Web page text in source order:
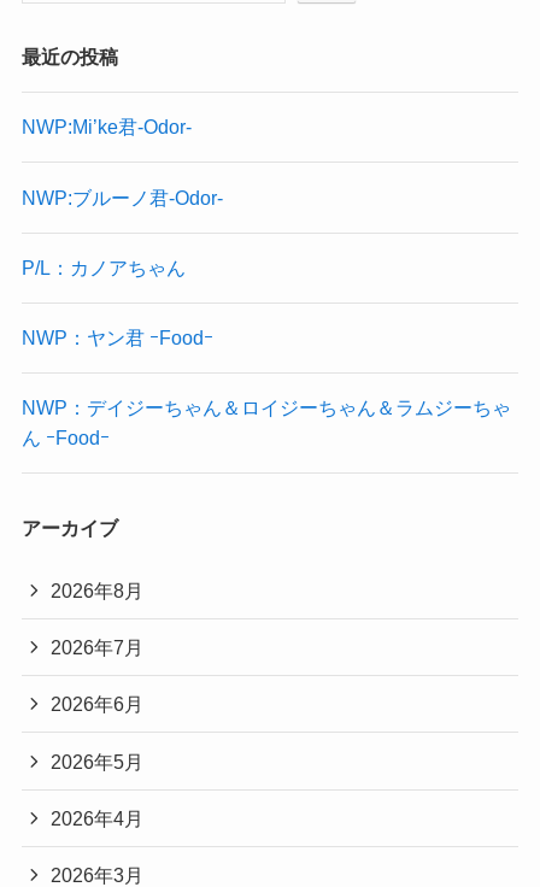
最近の投稿
NWP:Mi’ke君-Odor-
NWP:ブルーノ君-Odor-
P/L：カノアちゃん
NWP：ヤン君 ｰFoodｰ
NWP：デイジーちゃん＆ロイジーちゃん＆ラムジーちゃ
ん ｰFoodｰ
アーカイブ
2026年8月
2026年7月
2026年6月
2026年5月
2026年4月
2026年3月